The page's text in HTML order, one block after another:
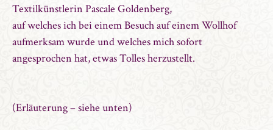
Textilkünstlerin Pascale Goldenberg,
auf welches ich bei einem Besuch auf einem Wollhof
aufmerksam wurde und welches mich sofort
angesprochen hat, etwas Tolles herzustellt.
(Erläuterung – siehe unten)